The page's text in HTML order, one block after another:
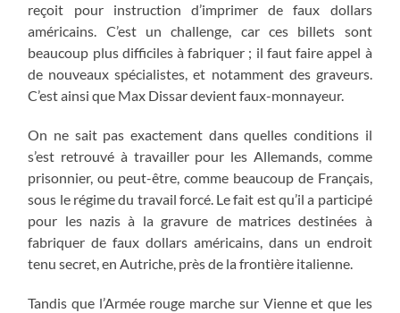
reçoit pour instruction d’imprimer de faux dollars
américains. C’est un challenge, car ces billets sont
beaucoup plus difficiles à fabriquer ; il faut faire appel à
de nouveaux spécialistes, et notamment des graveurs.
C’est ainsi que Max Dissar devient faux-monnayeur.
On ne sait pas exactement dans quelles conditions il
s’est retrouvé à travailler pour les Allemands, comme
prisonnier, ou peut-être, comme beaucoup de Français,
sous le régime du travail forcé. Le fait est qu’il a participé
pour les nazis à la gravure de matrices destinées à
fabriquer de faux dollars américains, dans un endroit
tenu secret, en Autriche, près de la frontière italienne.
Tandis que l’Armée rouge marche sur Vienne et que les